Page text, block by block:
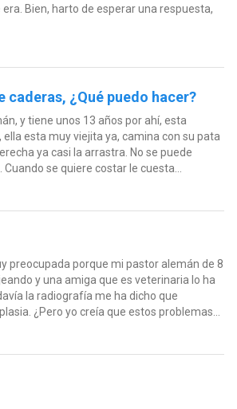
Bien, harto de esperar una respuesta,
caderas, ¿Qué puedo hacer?
y tiene unos 13 años por ahí, esta
esta muy viejita ya, camina con su pata
ya casi la arrastra. No se puede
se quiere costar le cuesta...
preocupada porque mi pastor alemán de 8
y una amiga que es veterinaria lo ha
la radiografía me ha dicho que
¿Pero yo creía que estos problemas...